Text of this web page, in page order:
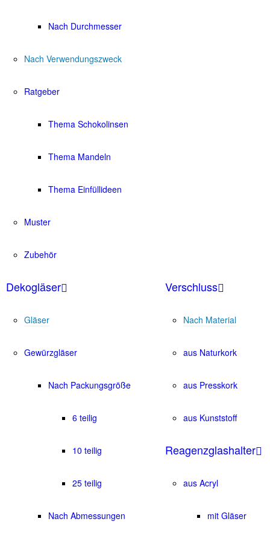
Nach Durchmesser
Nach Verwendungszweck
Ratgeber
Thema Schokolinsen
Thema Mandeln
Thema Einfüllideen
Muster
Zubehör
Dekogläser
Gläser
Gewürzgläser
Nach Packungsgröße
6 teilig
10 teilig
25 teilig
Nach Abmessungen
Verschluss
Nach Material
aus Naturkork
aus Presskork
aus Kunststoff
Reagenzglashalter
aus Acryl
mit Gläser